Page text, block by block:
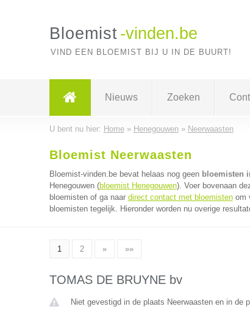
Bloemist -vinden.be
VIND EEN BLOEMIST BIJ U IN DE BUURT!
Nieuws Zoeken
U bent nu hier: Home» Henegouwen» Neerwaasten
Bloemist Neerwaasten
Bloemist-vinden.be bevat helaas nog geen bloemisten
Henegouwen (bloemist Henegouwen). Voer bovenaan
bloemisten of ga naar direct contact met bloemistenom
bloemisten tegelijk. Hieronder worden nu overige
1 2 » »»
TOMAS DE BRUYNE bv
Niet gevestigd in de plaats Neerwaasten en in de